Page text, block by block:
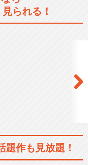
られる！
題作も見放題！